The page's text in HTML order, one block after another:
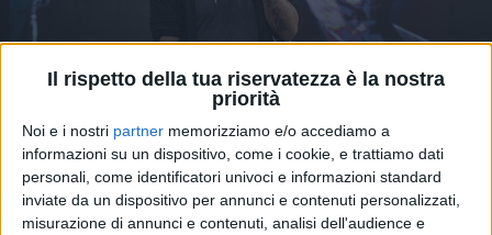
Il rispetto della tua riservatezza è la nostra
priorità
Noi e i nostri partner memorizziamo e/o accediamo a
informazioni su un dispositivo, come i cookie, e trattiamo dati
personali, come identificatori univoci e informazioni standard
inviate da un dispositivo per annunci e contenuti personalizzati,
misurazione di annunci e contenuti, analisi dell'audience e
04 mar 2020
Piero Pelù, Pugili fragili: “L'album s'ispira al
brano su me e Gianna”